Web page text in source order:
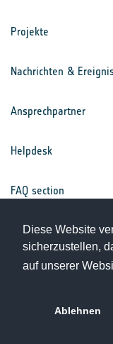
Diese Website
sicherzustellen,
auf unserer
Ablehnen
Projekte
Nachrichten &
Ansprechpartner
Helpdesk
FAQ section
Nutzungsbedingungen
Datenschutz